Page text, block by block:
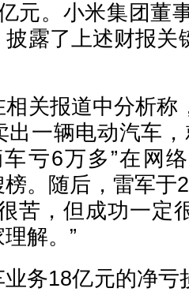
元。小米集团董
露了上述财报关
关报道中分析称
出一辆电动汽车
亏6万多”在网
。随后，雷军于
苦，但成功一定
解。”
务18亿元的净亏